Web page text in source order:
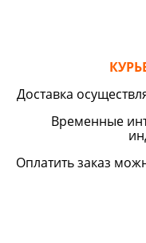
Доставка
Временные
Оплатить заказ